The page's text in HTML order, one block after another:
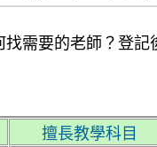
找需要的老師？登記
擅長教學科目